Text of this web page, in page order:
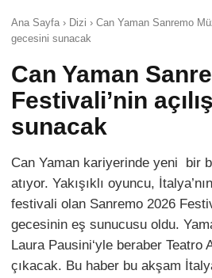
Ana Sayfa › Dizi › Can Yaman Sanremo
gecesini sunacak
Can Yaman
Festivali’nin
sunacak
Can Yaman kariyerinde yeni bir
atıyor. Yakışıklı oyuncu,
festivali olan Sanremo 2026
gecesinin eş sunucusu oldu.
Laura Pausini‘yle beraber Teatro
çıkacak. Bu haber bu akşam